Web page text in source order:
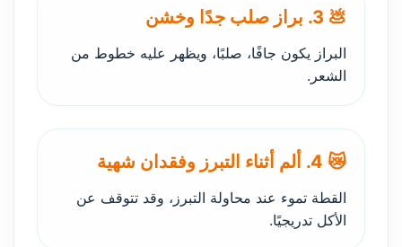
💩 3. براز صلب جدًا وخشن
البراز يكون جافًا، صلبًا، ويظهر عليه خطوط من
الشعر.
😿 4. ألم أثناء التبرز وفقدان شهية
القطة تموء عند محاولة التبرز، وقد تتوقف عن
الأكل تدريجيًا.